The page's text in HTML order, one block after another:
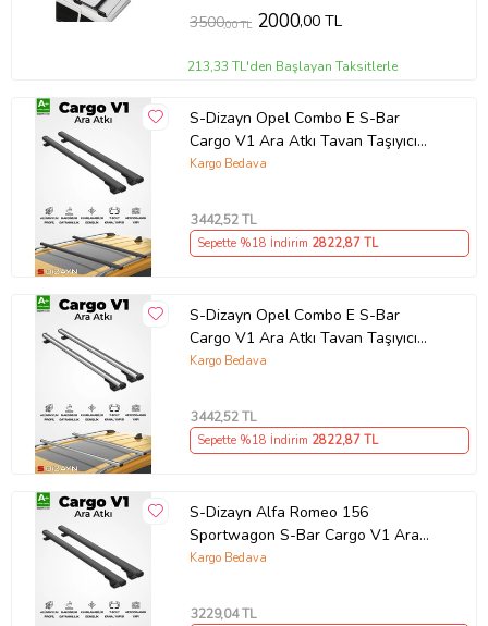
3500,00 TL 2000,00 TL
213,33 TL'den Başlayan Taksitlerle
S-Dizayn Opel Combo E S-Bar
Cargo V1 Ara Atkı Tavan Taşıyıcı
Barı Siyah 140 Cm 2018 Üzeri A+
Kargo Bedava
3442,52 TL
Sepette %18 İndirim 2822,87 TL
S-Dizayn Opel Combo E S-Bar
Cargo V1 Ara Atkı Tavan Taşıyıcı
Barı Gri 140 Cm 2018 Üzeri A+ Kalite
Kargo Bedava
3442,52 TL
Sepette %18 İndirim 2822,87 TL
S-Dizayn Alfa Romeo 156
Sportwagon S-Bar Cargo V1 Ara
Atkı Tavan Taşıyıcı Barı Siyah 120
Kargo Bedava
3229,04 TL